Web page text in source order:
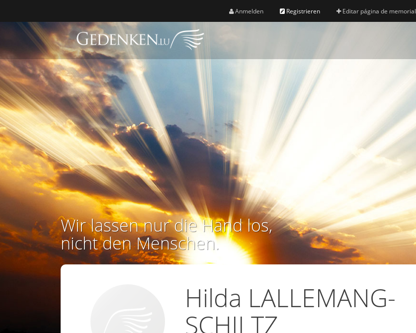
Anmelden Registrieren Editar página de memorial
Wir lassen nur die Hand los,
nicht den Menschen.
Hilda LALLEMANG-
SCHILTZ